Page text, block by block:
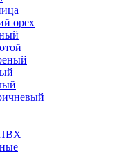
орех
ПВХ